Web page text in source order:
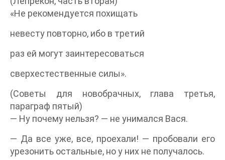
«Не рекомендуется похищать
невесту повторно, ибо в третий
раз ей могут заинтересоваться
сверхестественные силы».
(Советы для новобрачных, глава третья,
параграф пятый)
— Ну почему нельзя? — не унимался Вася.
— Да все уже, все, проехали! — пробовали его
урезонить остальные, но у них не получалось.